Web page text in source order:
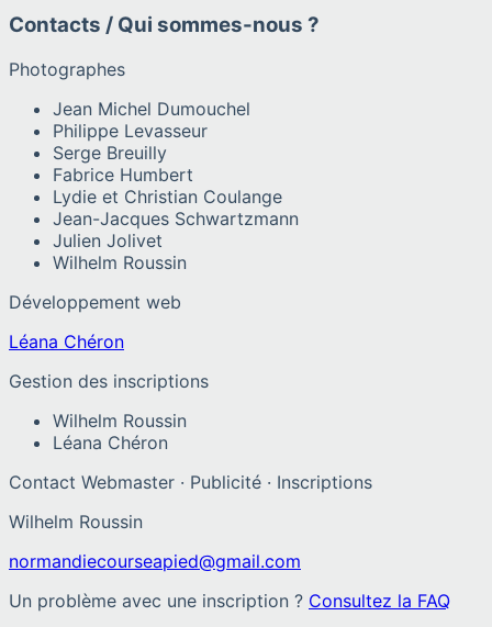
Contacts / Qui sommes-nous ?
Photographes
Jean Michel Dumouchel
Philippe Levasseur
Serge Breuilly
Fabrice Humbert
Lydie et Christian Coulange
Jean-Jacques Schwartzmann
Julien Jolivet
Wilhelm Roussin
Développement web
Léana Chéron
Gestion des inscriptions
Wilhelm Roussin
Léana Chéron
Contact Webmaster · Publicité · Inscriptions
Wilhelm Roussin
normandiecourseapied@gmail.com
Un problème avec une inscription ? Consultez la FAQ